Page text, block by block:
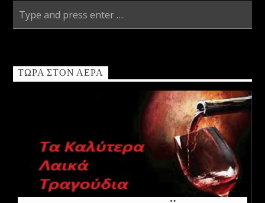
ΤΏΡΑ ΣΤΟΝ ΑΈΡΑ